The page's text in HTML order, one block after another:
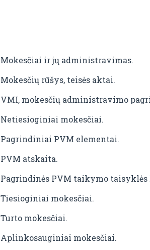
Mokesčiai ir jų administravimas.
Mokesčių rūšys, teisės aktai.
VMI, mokesčių administravimo
Netiesioginiai mokesčiai.
Pagrindiniai PVM elementai.
PVM atskaita.
Pagrindinės PVM taikymo taisyklės
Tiesioginiai mokesčiai.
Turto mokesčiai.
Aplinkosauginiai mokesčiai.